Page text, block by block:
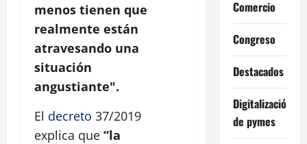
menos tienen que
realmente están
atravesando una
situación
angustiante".
El decreto 37/2019
explica que “la
Comercio
Congreso
Destacados
Digitalización
de pymes